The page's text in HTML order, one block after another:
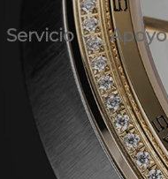
Servicio
Apoyo